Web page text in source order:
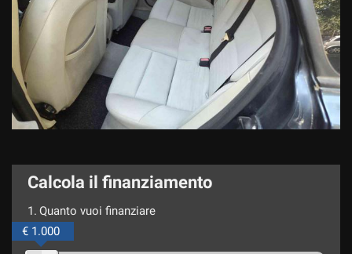
Calcola il finanziamento
1. Quanto vuoi finanziare
€ 1.000